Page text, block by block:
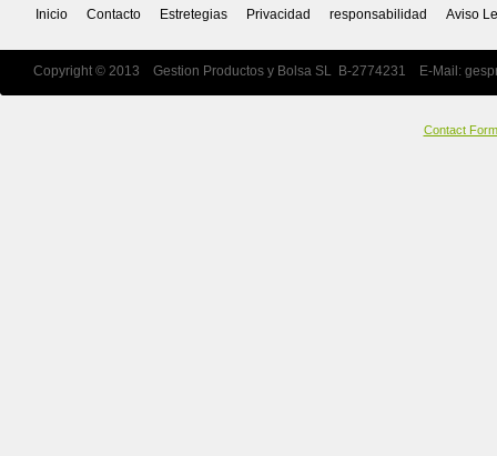
Inicio Contacto Estretegias Privacidad responsabilidad Aviso
Copyright © 2013 Gestion Productos y Bolsa SL B-2774231 E-Mail:
Contact Form